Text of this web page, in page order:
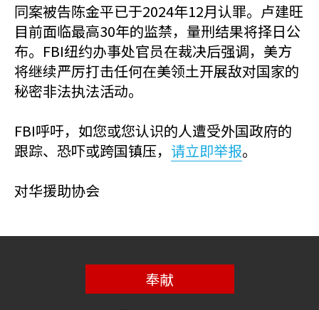
同案被告陈金平已于2024年12月认罪。卢建旺
目前面临最高30年的监禁，量刑结果将择日公
布。FBI纽约办事处官员在裁决后强调，美方
将继续严厉打击任何在美领土开展敌对国家的
秘密非法执法活动。
FBI呼吁，如您或您认识的人遭受外国政府的
跟踪、恐吓或跨国镇压， 请立即举报。
对华援助协会
奉献